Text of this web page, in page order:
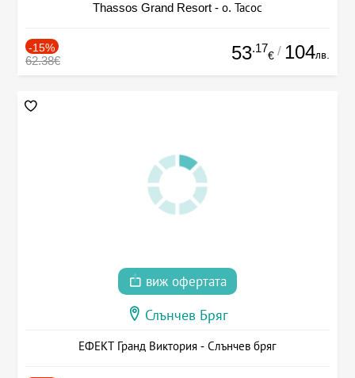
Thassos Grand Resort - о. Тасос
-15%
62.38€ 53.17
€ / 104лв.
виж офертата
Слънчев Бряг
ЕФЕКТ Гранд Виктория - Слънчев бряг